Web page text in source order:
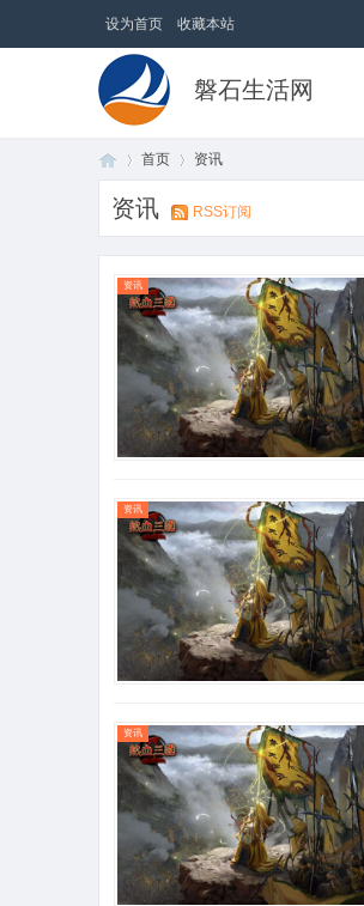
设为首页 收藏本站
磐石生活网
首页 资讯
资讯 RSS订阅
资讯
资讯
资讯